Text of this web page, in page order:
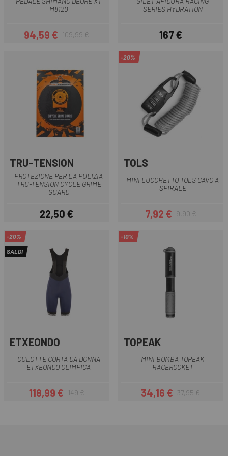
M8120
Prezzo
94,59 €Prezzo base
109,99 €
SERIES HYDRATION
Prezzo
167 €
TRU-TENSION
PROTEZIONE PER LA PULIZIA
TRU-TENSION CYCLE GRIME
GUARD
Prezzo
22,50 €
-20%
TOLS
MINI LUCCHETTO TOLS CAVO A
SPIRALE
Prezzo
7,92 €Prezzo base
9,90 €
-20%
SALDI
ETXEONDO
CULOTTE CORTA DA DONNA
ETXEONDO OLIMPICA
Prezzo
118,99 €Prezzo base
149 €
-10%
TOPEAK
MINI BOMBA TOPEAK
RACEROCKET
Prezzo
34,16 €Prezzo base
37,95 €